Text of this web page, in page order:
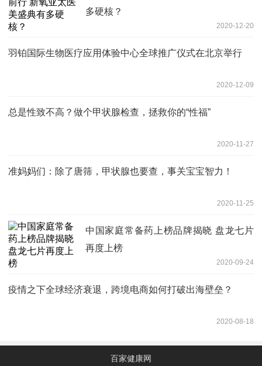
多硬核？
2020-12-20
羽铂国际生物医疗应用体验中心全球推广仪式在北京举行
2020-12-09
总是性致不高？做个甲状腺检查，拯救你的“性福”
2020-11-27
准妈妈们：除了唐筛，甲状腺也要查，事关宝宝智力！
2020-11-25
中国家庭常备药上榜品牌揭晓 盘龙七片
再度上榜
2020-09-24
疫情之下全球经济衰退，跨境电商如何打破出海壁垒？
2020-08-18
百家健康网